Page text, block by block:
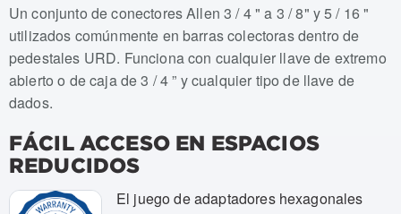
Numeros de articulo: USMT-PHA
Un conjunto de conectores Allen 3 / 4 " a 3 / 8" y 5 / 16 "
utilizados comúnmente en barras colectoras dentro de
pedestales URD. Funciona con cualquier llave de extremo
abierto o de caja de 3 / 4 ” y cualquier tipo de llave de
dados.
FÁCIL ACCESO EN ESPACIOS
REDUCIDOS
El juego de adaptadores hexagonales